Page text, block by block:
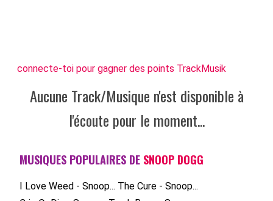
connecte-toi pour gagner des points TrackMusik
Aucune Track/Musique n'est disponible à
l'écoute pour le moment...
MUSIQUES POPULAIRES DE SNOOP DOGG
I Love Weed - Snoop... The Cure - Snoop...